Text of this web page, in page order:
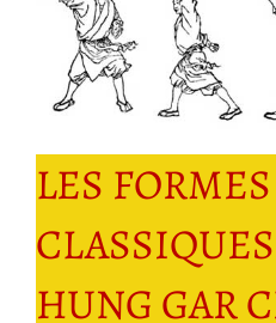
LES FORMES
HUNG GAR